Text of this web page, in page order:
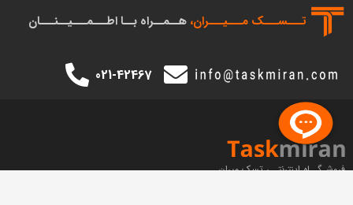
تـــســـک‌ مـــیـــران، هــمــراه بــا اطـــمـــیــنـــان
021-42467
فروشـگــاه اینترنتـی تسک میران